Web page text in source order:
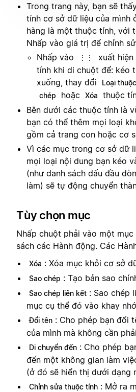
Trong trang này, bạn sẽ
tính cơ sở dữ liệu của mình
hàng là một thuộc tính, với
Nhấp vào giá trị để chỉnh
Nhấp vào
⋮⋮
xuất
tính khi di chuột để: kéo
xuống, thay đổi
Loại
chép
hoặc Xóa
thuộc
Bên dưới các thuộc tính là
bạn có thể thêm mọi loại
gồm cả trang con hoặc cơ
Vì các mục trong cơ sở dữ
mọi loại nội dung bạn kéo
(như danh sách dấu đầu
làm) sẽ tự động chuyển
Tùy chọn mục
Nhấp chuột phải vào một
sách các Hành động. Các
Xóa : Xóa mục khỏi cơ sở
Sao chép : Tạo bản sao
Sao chép liên kết : Sao chép
mục cụ thể đó vào khay
Đổi tên : Cho phép bạn đổi
của mình mà không cần
Di chuyển đến : Cho phép
đến một không gian làm
(ở đó sẽ hiển thị dưới dạng
Chỉnh sửa thuộc tính : Mở ra